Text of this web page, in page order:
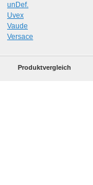
unDef.
Uvex
Vaude
Versace
Produktvergleich